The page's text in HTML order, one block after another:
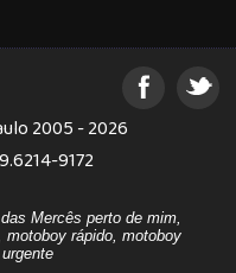
2005 - 2026
9172
Mercês perto de mim,
rápido, motoboy